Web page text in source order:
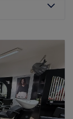
09:00
18:00
18:00
09:00–18:00
09:00–16:00
Geschlossen